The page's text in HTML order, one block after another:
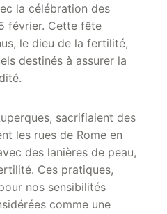
la célébration des
février. Cette fête
le dieu de la fertilité,
destinés à assurer la
sacrifiaient des
les rues de Rome en
des lanières de peau,
Ces pratiques,
nos sensibilités
comme une